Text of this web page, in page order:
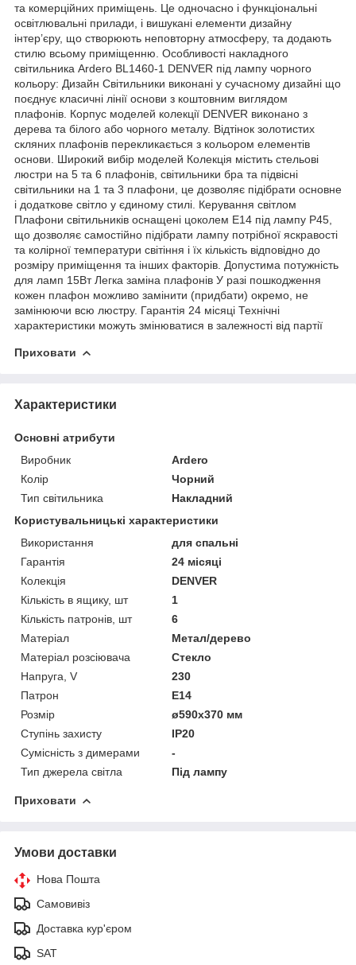
та комерційних приміщень. Це одночасно і функціональні
освітлювальні прилади, і вишукані елементи дизайну
інтер’єру, що створюють неповторну атмосферу, та додають
стилю всьому приміщенню. Особливості накладного
світильника Ardero BL1460-1 DENVER під лампу чорного
кольору: Дизайн Світильники виконані у сучасному дизайні що
поєднує класичні лінії основи з коштовним виглядом
плафонів. Корпус моделей колекції DENVER виконано з
дерева та білого або чорного металу. Відтінок золотистих
скляних плафонів перекликається з кольором елементів
основи. Широкий вибір моделей Колекція містить стельові
люстри на 5 та 6 плафонів, світильники бра та підвісні
світильники на 1 та 3 плафони, це дозволяє підібрати основне
і додаткове світло у єдиному стилі. Керування світлом
Плафони світильників оснащені цоколем Е14 під лампу Р45,
що дозволяє самостійно підібрати лампу потрібної яскравості
та колірної температури світіння і їх кількість відповідно до
розміру приміщення та інших факторів. Допустима потужність
для ламп 15Вт Легка заміна плафонів У разі пошкодження
кожен плафон можливо замінити (придбати) окремо, не
замінюючи всю люстру. Гарантія 24 місяці Технічні
характеристики можуть змінюватися в залежності від партії
Приховати
Характеристики
Основні атрибути
Виробник
Ardero
Колір
Чорний
Тип світильника
Накладний
Користувальницькі характеристики
Використання
для спальні
Гарантія
24 місяці
Колекція
DENVER
Кількість в ящику, шт
1
Кількість патронів, шт
6
Матеріал
Метал/дерево
Матеріал розсіювача
Стекло
Напруга, V
230
Патрон
E14
Розмір
ø590х370 мм
Ступінь захисту
IP20
Сумісність з димерами
-
Тип джерела світла
Під лампу
Приховати
Умови доставки
Нова Пошта
Самовивіз
Доставка кур'єром
SAT